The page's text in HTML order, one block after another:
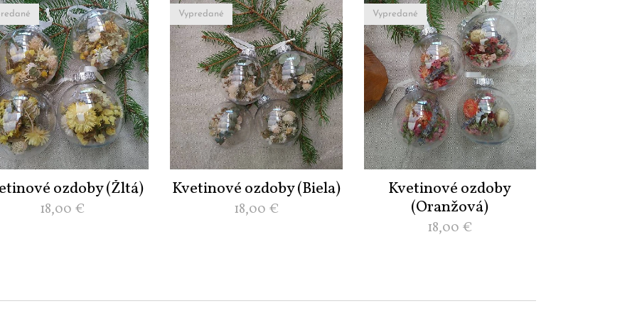
ozdoby (Žltá)
18,00 €
Kvetinové ozdoby (Biela)
Vypredané
18,00 €
Kvetinové ozdoby
(Oranžová)
Vypredané
18,00 €